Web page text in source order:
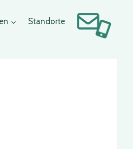
Standorte